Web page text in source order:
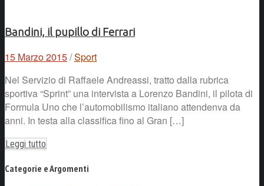
Bandini, il pupillo di Ferrari
15 Marzo 2015/Sport
Nel Servizio di Raffaele Andreassi, tratto dalla rubrica
sportiva “Sprint” una intervista a Lorenzo Bandini, il pilota di
Formula Uno che l’automobilismo italiano attendenva da
anni. In testa alla classifica fino al Gran […]
Leggi tutto
Categorie e Argomenti